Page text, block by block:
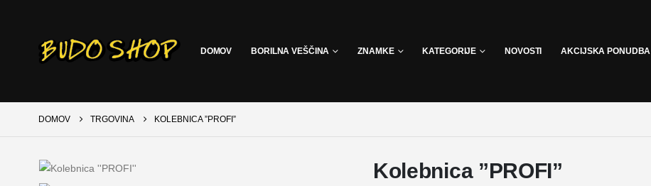
DOMOV BORILNA VEŠČINA ZNAMKE KATEGORIJE NOVOSTI AKCIJSKA PONUDBA
DOMOV TRGOVINA KOLEBNICA ”PROFI”
Kolebnica ”PROFI”